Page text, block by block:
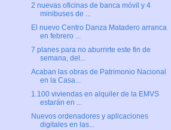
2 nuevas oficinas de banca móvil y 4
minibuses de ...
El nuevo Centro Danza Matadero arranca
en febrero ...
7 planes para no aburrirte este fin de
semana, del...
Acaban las obras de Patrimonio Nacional
en la Casa...
1.100 viviendas en alquiler de la EMVS
estarán en ...
Nuevos ordenadores y aplicaciones
digitales en las...